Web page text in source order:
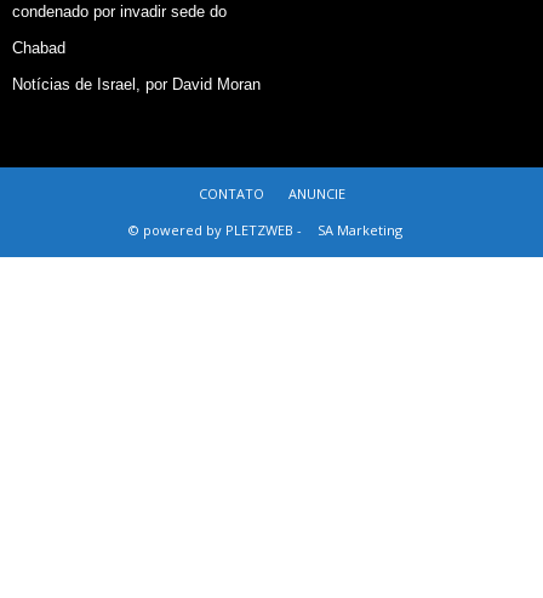
condenado por invadir sede do
Chabad
Notícias de Israel, por David Moran
CONTATO
ANUNCIE
© powered by PLETZWEB -
SA Marketing